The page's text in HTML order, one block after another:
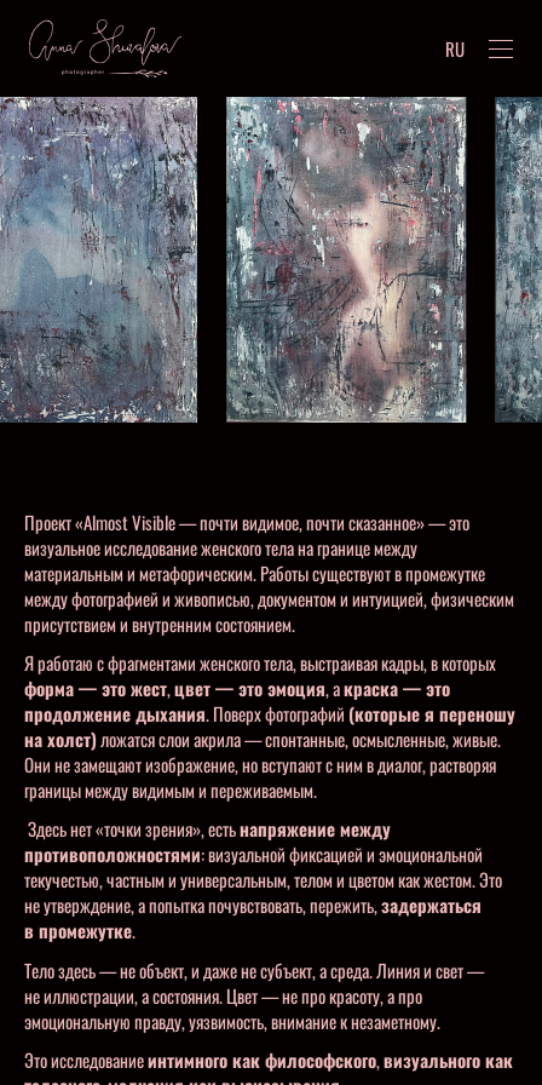
RU
Проект «Almost Visible — почти видимое, почти сказанное» — это
визуальное исследование женского тела на границе между
материальным и метафорическим. Работы существуют в промежутке
между фотографией и живописью, документом и интуицией, физическим
присутствием и внутренним состоянием.
Я работаю с фрагментами женского тела, выстраивая кадры, в которых
форма — это жест,цвет — это эмоция, акраска — это
продолжение дыхания. Поверх фотографий (которые я переношу
на холст)ложатся слои акрила — спонтанные, осмысленные, живые.
Они не замещают изображение, но вступают с ним в диалог, растворяя
границы между видимым и переживаемым.
Здесь нет «точки зрения», естьнапряжение между
противоположностями: визуальной фиксацией и эмоциональной
текучестью, частным и универсальным, телом и цветом как жестом. Это
не утверждение, а попытка почувствовать, пережить,задержаться
в промежутке.
Тело здесь — не объект, и даже не субъект, а среда. Линия и свет —
не иллюстрации, а состояния. Цвет — не про красоту, а про
эмоциональную правду, уязвимость, внимание к незаметному.
Это исследованиеинтимного как философского,визуального как